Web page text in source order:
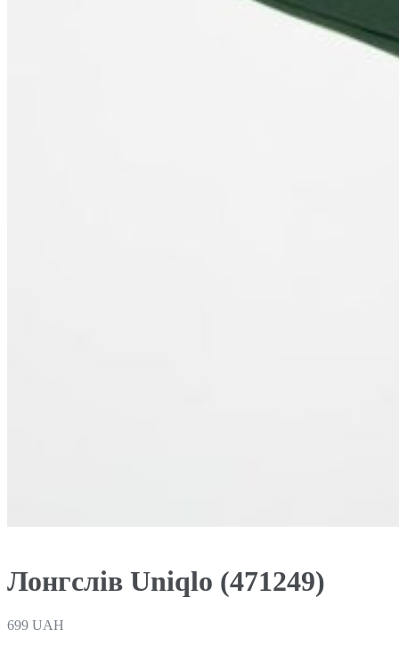
Лонгслів Uniqlo (471249)
699 UAH